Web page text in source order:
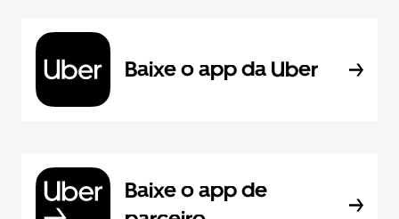
Baixe o app da Uber
Baixe o app de